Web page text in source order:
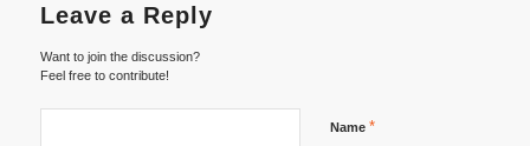
Leave a Reply
Want to join the discussion?
Feel free to contribute!
Name *